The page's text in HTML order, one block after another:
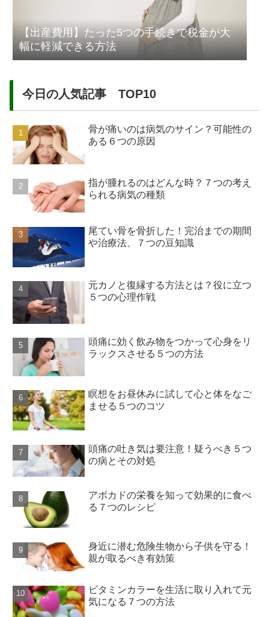
【出産費用】たった5つの手続きで税金が大
幅に軽減できる方法
今日の人気記事 TOP10
骨が痛いのは病気のサイン？可能性の
ある６つの原因
指が腫れるのはどんな時？７つの考え
られる病気の種類
尾てい骨を骨折した！完治までの期間
や治療法、７つの豆知識
元カノと復縁する方法とは？役に立つ
５つの心理作戦
頭痛に効く飲み物をつかって心身をリ
ラックスさせる５つの方法
瞑想をお昼休みに試して心と体をなご
ませる５つのコツ
頭痛の吐き気は要注意！疑うべき５つ
の病とその対処
アボカドの栄養を知って効果的に食べ
る７つのレシピ
身近に潜む危険生物から子供を守る！
親が取るべき有効策
ビタミンカラーを生活に取り入れて元
気になる７つの方法